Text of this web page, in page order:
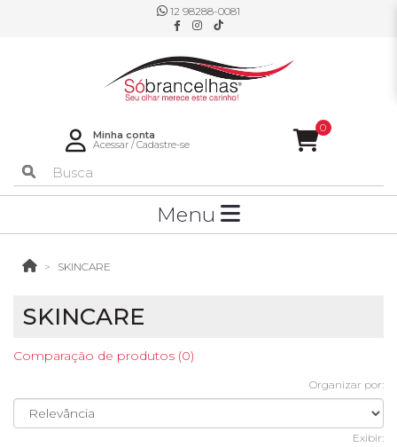
12 98288-0081
Minha conta
Acessar/Cadastre-se
0
Menu
SKINCARE
SKINCARE
Comparação de produtos (0)
Organizar por:
Exibir: